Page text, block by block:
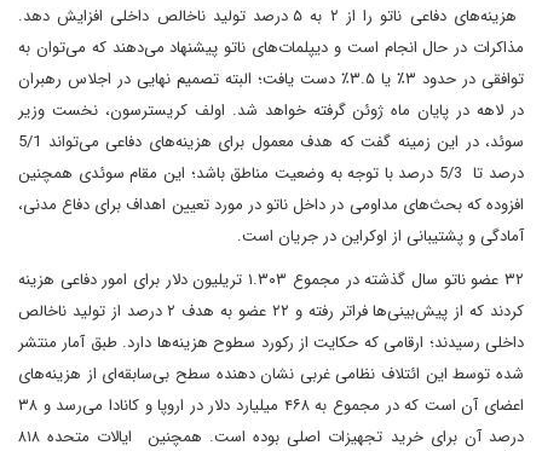
هزینه‌های دفاعی ناتو را از ۲ به ۵ درصد تولید ناخالص داخلی افزایش دهد.
مذاکرات در حال انجام است و دیپلمات‌های ناتو پیشنهاد می‌دهند که می‌توان به
توافقی در حدود ۳٪ یا ۳.۵٪ دست یافت؛ البته تصمیم نهایی در اجلاس رهبران
در لاهه در پایان ماه ژوئن گرفته خواهد شد. اولف کریسترسون، نخست وزیر
سوئد، در این زمینه گفت که هدف معمول برای هزینه‌های دفاعی می‌تواند 5/1
درصد تا 5/3 درصد با توجه به وضعیت مناطق باشد؛ این مقام سوئدی همچنین
افزوده که بحث‌های مداومی در داخل ناتو در مورد تعیین اهداف برای دفاع مدنی،
آمادگی و پشتیبانی از اوکراین در جریان است.
۳۲ عضو ناتو سال گذشته در مجموع ۱.۳۰۳ تریلیون دلار برای امور دفاعی هزینه
کردند که از پیش‌بینی‌ها فراتر رفته و ۲۲ عضو به هدف ۲ درصد از تولید ناخالص
داخلی رسیدند؛ ارقامی که حکایت از رکورد سطوح هزینه‌ها دارد. طبق آمار منتشر
شده توسط این ائتلاف نظامی غربی نشان دهنده سطح بی‌سابقه‌ای از هزینه‌های
اعضای آن است که در مجموع به ۴۶۸ میلیارد دلار در اروپا و کانادا می‌رسد و ۳۸
درصد آن برای خرید تجهیزات اصلی بوده است. همچنین ایالات متحده ۸۱۸